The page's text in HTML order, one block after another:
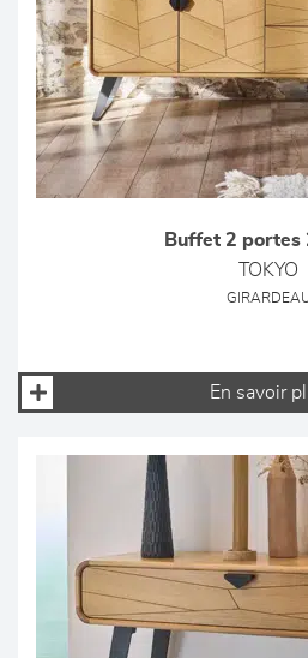
Buffet 2 portes
TOKYO
En savoir